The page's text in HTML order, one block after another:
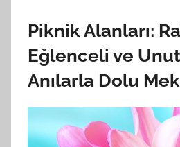
Piknik Alanları:
Eğlenceli ve
Anılarla Dolu